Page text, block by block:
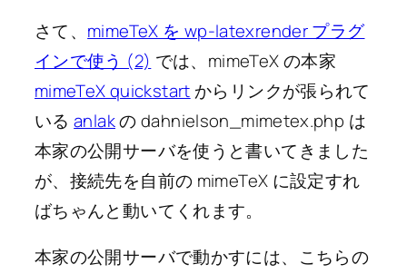
さて、 mimeTeX を wp-latexrender プラグ
インで使う (2) では、mimeTeX の本家
mimeTeX quickstart からリンクが張られて
いるanlakの dahnielson_mimetex.php は
本家の公開サーバを使うと書いてきました
が、接続先を自前の mimeTeX に設定すれ
ばちゃんと動いてくれます。
本家の公開サーバで動かすには、こちらの